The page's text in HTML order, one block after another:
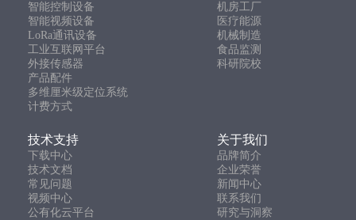
智能控制设备
机房工厂
智能视频设备
医疗能源
LoRa通讯设备
机械制造
工业互联网平台
食品监测
外接传感器
科研院校
产品配件
多维厘米级定位系统
计费方式
技术支持 关于我们
下载中心
品牌简介
技术文档
企业荣誉
常见问题
新闻中心
视频中心
联系我们
公有化云平台
研究与洞察